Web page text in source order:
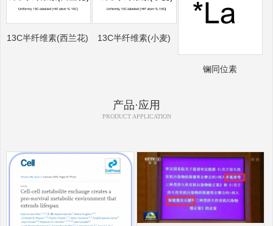
13C半纤维素(西兰花) 13C半纤维素(小麦)
镧同位素
产品·应用
PRODUCT APPLICATION